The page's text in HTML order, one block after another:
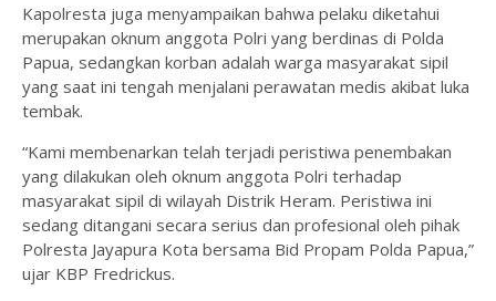
‎Kapolresta juga menyampaikan bahwa pelaku diketahui
merupakan oknum anggota Polri yang berdinas di Polda
Papua, sedangkan korban adalah warga masyarakat sipil
yang saat ini tengah menjalani perawatan medis akibat luka
tembak.
‎“Kami membenarkan telah terjadi peristiwa penembakan
yang dilakukan oleh oknum anggota Polri terhadap
masyarakat sipil di wilayah Distrik Heram. Peristiwa ini
sedang ditangani secara serius dan profesional oleh pihak
Polresta Jayapura Kota bersama Bid Propam Polda Papua,”
ujar KBP Fredrickus.